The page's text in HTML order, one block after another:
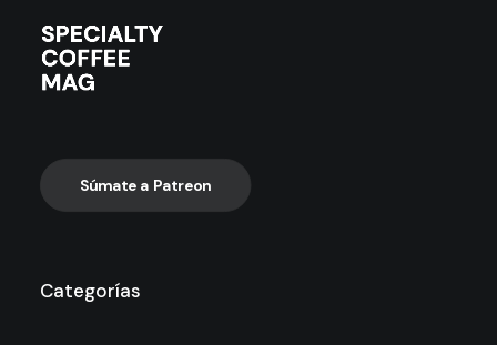
Súmate a Patreon
Categorías